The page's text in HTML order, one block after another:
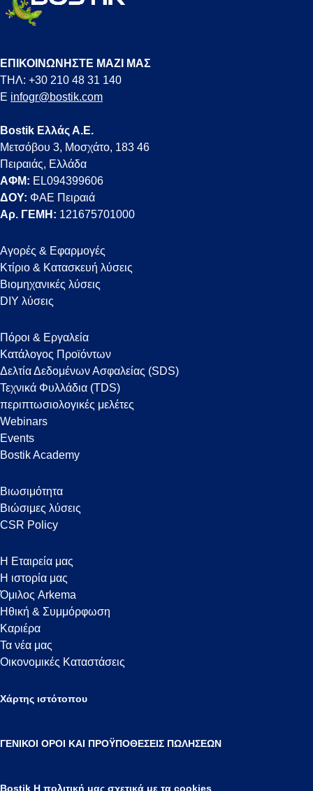
ΕΠΙΚΟΙΝΩΝΗΣΤΕ ΜΑΖΙ ΜΑΣ
ΤΗΛ: +30 210 48 31 140
E infogr@bostik.com
Bostik Ελλάς Α.Ε.
Μετσόβου 3, Μοσχάτο, 183 46
Πειραιάς, Ελλάδα
ΑΦΜ: EL094399606
ΔΟΥ: ΦΑΕ Πειραιά
Αρ. ΓΕΜΗ: 121675701000
Αγορές & Εφαρμογές
Κτίριο & Κατασκευή λύσεις
Βιομηχανικές λύσεις
DIY λύσεις
Πόροι & Εργαλεία
Κατάλογος Προϊόντων
Δελτία Δεδομένων Ασφαλείας (SDS)
Τεχνικά Φυλλάδια (TDS)
περιπτωσιολογικές μελέτες
Webinars
Events
Bostik Academy
Βιωσιμότητα
Βιώσιμες λύσεις
CSR Policy
Η Εταιρεία μας
Η ιστορία μας
Όμιλος Arkema
Ηθική & Συμμόρφωση
Καριέρα
Τα νέα μας
Οικονομικές Καταστάσεις
Χάρτης ιστότοπου
ΓΕΝΙΚΟΙ ΟΡΟΙ ΚΑΙ ΠΡΟΫΠΟΘΕΣΕΙΣ ΠΩΛΗΣΕΩΝ
Bostik Η πολιτική μας σχετικά με τα cookies